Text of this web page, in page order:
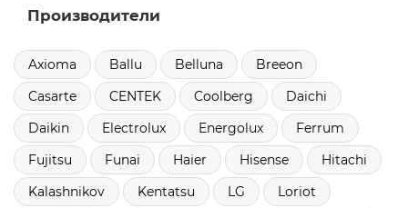
Производители
Axioma Ballu Belluna
Breeon
Casarte
CENTEK Coolberg
Daichi
Daikin
Electrolux Energolux
Ferrum
Fujitsu
Funai Haier Hisense
Hitachi
Kalashnikov
Kentatsu LG
Loriot